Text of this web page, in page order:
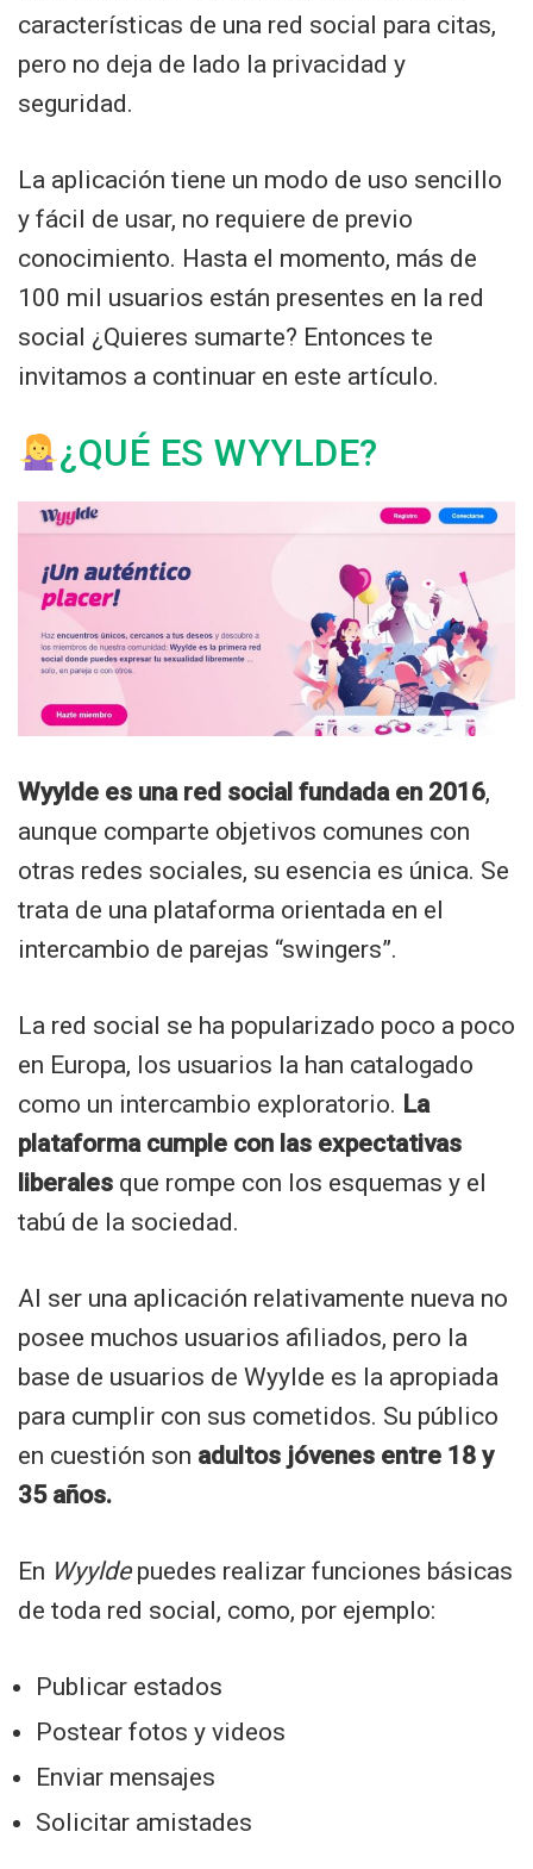
características de una red social para citas,
pero no deja de lado la privacidad y
seguridad.
La aplicación tiene un modo de uso sencillo
y fácil de usar, no requiere de previo
conocimiento. Hasta el momento, más de
100 mil usuarios están presentes en la red
social ¿Quieres sumarte? Entonces te
invitamos a continuar en este artículo.
¿QUÉ ES WYYLDE?
Wyylde es una red social fundada en 2016,
aunque comparte objetivos comunes con
otras redes sociales, su esencia es única. Se
trata de una plataforma orientada en el
intercambio de parejas “swingers”.
La red social se ha popularizado poco a poco
en Europa, los usuarios la han catalogado
como un intercambio exploratorio. La
plataforma cumple con las expectativas
liberales que rompe con los esquemas y el
tabú de la sociedad.
Al ser una aplicación relativamente nueva no
posee muchos usuarios afiliados, pero la
base de usuarios de Wyylde es la apropiada
para cumplir con sus cometidos. Su público
en cuestión son adultos jóvenes entre 18 y
35 años.
En Wyyldepuedes realizar funciones básicas
de toda red social, como, por ejemplo:
Publicar estados
Postear fotos y videos
Enviar mensajes
Solicitar amistades